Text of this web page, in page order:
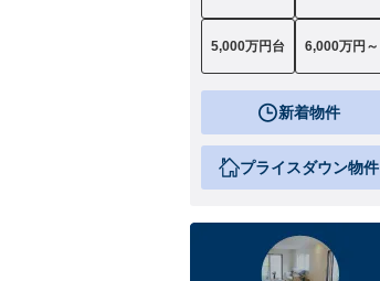
5,000万円台 6,000万円～
新着物件
プライスダウン物件